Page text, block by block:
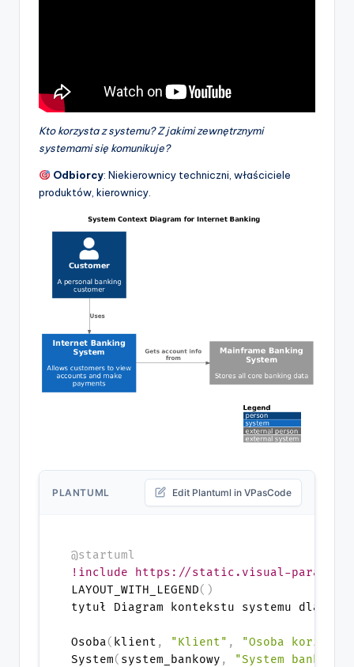
Kto korzysta z systemu? Z jakimi zewnętrznymi
systemami się komunikuje?
Odbiorcy: Niekierownicy techniczni, właściciele
produktów, kierownicy.
PLANTUML Edit Plantuml in VPasCode
@startuml
!include https://static.visual-
LAYOUT_WITH_LEGEND( )
tytuł Diagram kontekstu systemu dla
Osoba( klient , "Klient" ,
"Osoba
System( system_bankowy ,
"System